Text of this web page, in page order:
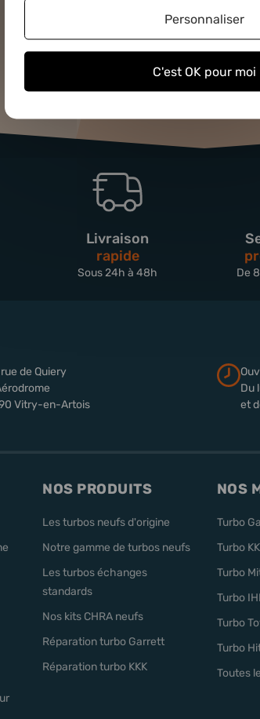
Livraison
rapide
Sous 24h à 48h De
de Quiery
Vitry-en-Artois
Du
et
NOS PRODUITS
Les turbos neufs d'origine
Notre gamme de turbos neufs
Les turbos échanges
standards
Nos kits CHRA neufs
Réparation turbo Garrett
Réparation turbo KKK
NOS
Turbo
Turbo
Turbo
Turbo IHI
Turbo
Turbo
Toutes
C'est OK pour moi
Personnaliser